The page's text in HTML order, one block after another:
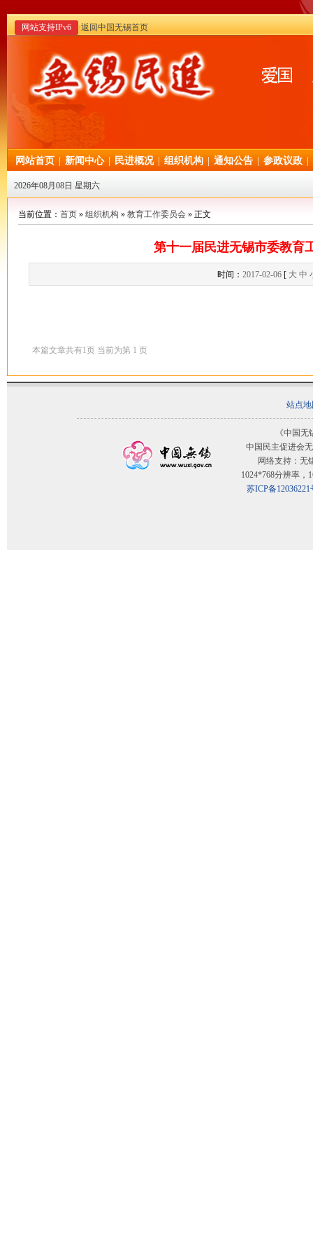
网站支持IPv6 ·返回中国无锡首页
网站首页 新闻中心 民进概况 组织机构 通知公告 参政议政
2026年08月08日 星期六
当前位置： 首页 » 组织机构 » 教育工作委员会 » 正文
第十一届民进无锡市委教育
时间： 2017-02-06 [ 大 中
本篇文章共有1页 当前为第 1 页
站点
《中国
中国民主促进会
网络支持：无
1024*768分辨率，
苏ICP备12036221